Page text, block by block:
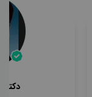
دکتر